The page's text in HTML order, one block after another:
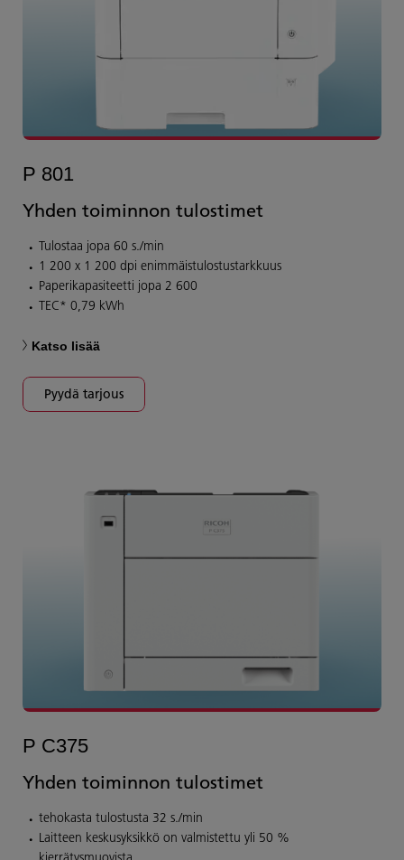
P 801
Yhden toiminnon tulostimet
Tulostaa jopa 60 s./min
1 200 x 1 200 dpi enimmäistulostustarkkuus
Paperikapasiteetti jopa 2 600
TEC* 0,79 kWh
Katso lisää
Pyydä tarjous
P C375
Yhden toiminnon tulostimet
tehokasta tulostusta 32 s./min
Laitteen keskusyksikkö on valmistettu yli 50 %